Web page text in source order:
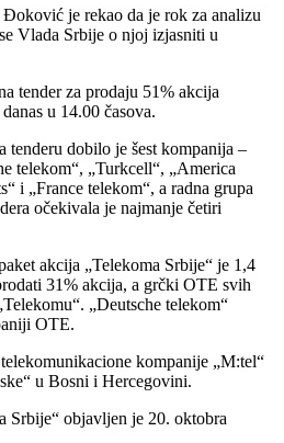
je rekao da je rok za analizu
Vlada Srbije o njoj izjasniti u
tender za prodaju 51% akcija
u 14.00 časova.
tenderu dobilo je šest kompanija –
telekom“, „Turkcell“, „America
i „France telekom“, a radna grupa
očekivala je najmanje četiri
akcija „Telekoma Srbije“ je 1,4
31% akcija, a grčki OTE svih
„Deutsche telekom“
OTE.
kompanije „M:tel“
u Bosni i Hercegovini.
Srbije“ objavljen je 20. oktobra